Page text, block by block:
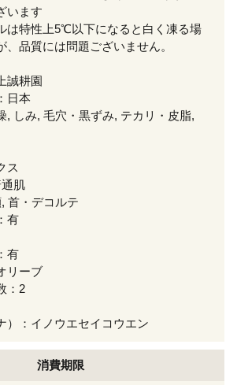
います
は特性上5℃以下になると白く凍る場
、品質には問題ございません。
誠耕園
日本
, しみ, 毛穴・黒ずみ, テカリ・皮脂,
ス
肌
首・デコルテ
有
有
リーブ
：2
）：イノウエセイコウエン
消費期限